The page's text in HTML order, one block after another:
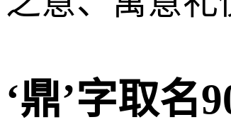
‘鼎’字取名